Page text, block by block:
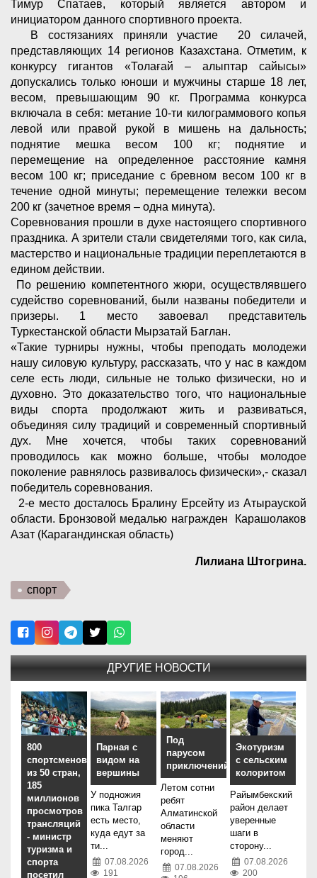
Тимур Спатаев, который является автором и
инициатором данного спортивного проекта.
В состязаниях приняли участие 20 силачей,
представляющих 14 регионов Казахстана. Отметим, к
конкурсу гигантов «Толағай – алыптар сайысы»
допускались только юноши и мужчины старше 18 лет,
весом, превышающим 90 кг. Программа конкурса
включала в себя: метание 10-ти килограммового копья
левой или правой рукой в мишень на дальность;
поднятие мешка весом 100 кг; поднятие и
перемещение на определенное расстояние камня
весом 100 кг; приседание с бревном весом 100 кг в
течение одной минуты; перемещение тележки весом
200 кг (зачетное время – одна минута).
Соревнования прошли в духе настоящего спортивного
праздника. А зрители стали свидетелями того, как сила,
мастерство и национальные традиции переплетаются в
едином действии.
По решению компетентного жюри, осуществлявшего
судейство соревнований, были названы победители и
призеры. 1 место завоевал представитель
Туркестанской области Мырзатай Баглан.
«Такие турниры нужны, чтобы преподать молодежи
нашу силовую культуру, рассказать, что у нас в каждом
селе есть люди, сильные не только физически, но и
духовно. Это доказательство того, что национальные
виды спорта продолжают жить и развиваться,
объединяя силу традиций и современный спортивный
дух. Мне хочется, чтобы таких соревнований
проводилось как можно больше, чтобы молодое
поколение равнялось развивалось физически»,- сказал
победитель соревнования.
2-е место досталось Бралину Ерсейту из Атырауской
области. Бронзовой медалью награжден Карашолаков
Азат (Карагандинская область)
Лилиана Штогрина.
спорт
ДРУГИЕ НОВОСТИ
800
спортсменов
из 50 стран,
185
миллионов
просмотров
трансляций
- министр
туризма и
спорта
посетил
Парная с
видом на
вершины
У подножия
пика Талгар
есть место,
куда едут за
ти...
07.08.2026
191
Под
парусом
приключений
Летом сотни
ребят
Алматинской
области
меняют
город...
07.08.2026
Экотуризм
с сельским
колоритом
Райымбекский
район делает
уверенные
шаги в
сторону...
07.08.2026
200